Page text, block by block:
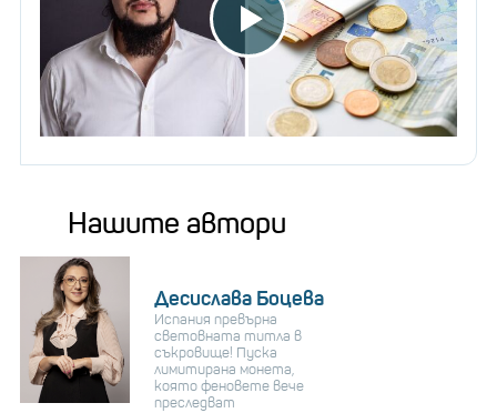
Нашите автори
Десислава Боцева
Испания превърна
световната титла в
съкровище! Пуска
лимитирана монета,
която феновете вече
преследват